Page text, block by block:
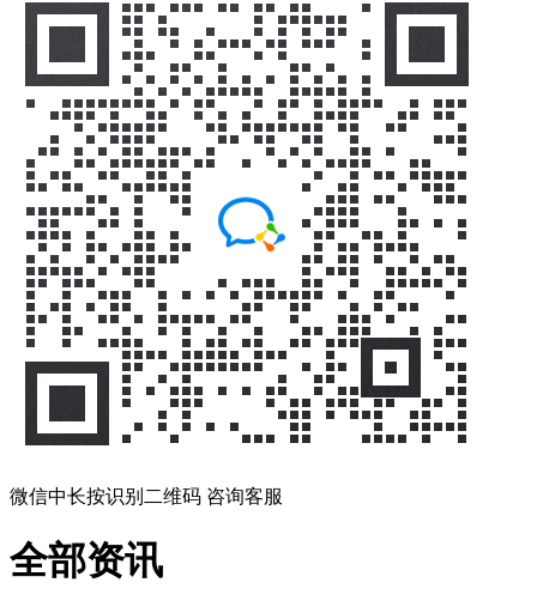
微信中长按识别二维码 咨询客服
全部资讯